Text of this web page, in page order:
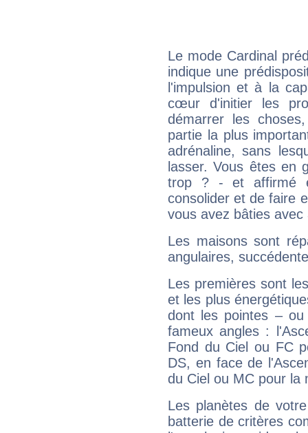
Le mode Cardinal
indique une
l'impulsion et à la
cœur d'initier les
démarrer les
partie la plus
adrénaline, sans
lasser. Vous êtes en
trop ? - et affirmé
consolider et de faire
vous avez bâties avec
Les maisons sont
angulaires,
Les premières sont
et les plus
dont les pointes –
fameux angles :
Fond du Ciel ou FC
DS, en face de
du Ciel ou MC pour la
Les planètes de
batterie de critères